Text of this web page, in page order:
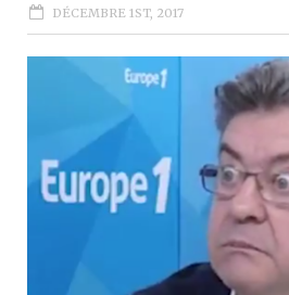
DÉCEMBRE 1ST, 2017